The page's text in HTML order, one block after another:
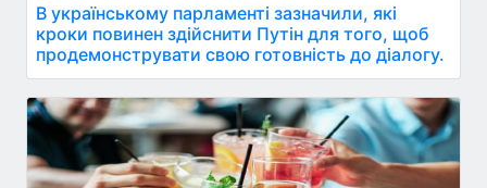
В українському парламенті зазначили, які
кроки повинен здійснити Путін для того, щоб
продемонструвати свою готовність до діалогу.